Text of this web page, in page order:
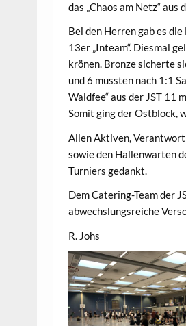
das „Chaos am Netz“
Bei den Herren gab es
13er „Inteam“. Diesmal
krönen. Bronze sicherte
und 6 mussten nach 1:1
Waldfee“ aus der JST 11
Somit ging der Ostblock,
Allen Aktiven,
sowie den Hallenwarten
Turniers gedankt.
Dem Catering-Team der
abwechslungsreiche
R. Johs